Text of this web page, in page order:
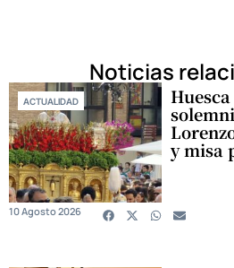
Noticias
ACTUALIDAD
y misa
10 Agosto 2026